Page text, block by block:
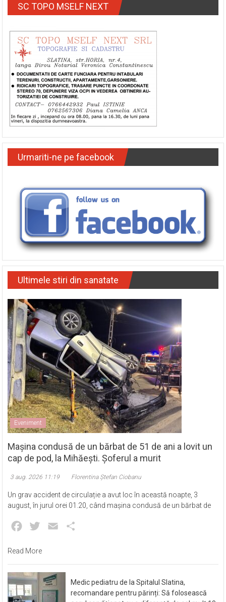
SC TOPO MSELF NEXT
Urmariti-ne pe facebook
Ultimele stiri din sanatate
Eveniment
Mașina condusă de un bărbat de 51 de ani a lovit un
cap de pod, la Mihăești. Șoferul a murit
3 aug. 2026 11:19 Florentina Ștefan Ciobanu
Un grav accident de circulație a avut loc în această noapte, 3
august, în jurul orei 01.20, când mașina condusă de un bărbat de
Facebook
Twitter Email
Read More
Medic pediatru de la Spitalul Slatina,
recomandare pentru părinți: Să folosească